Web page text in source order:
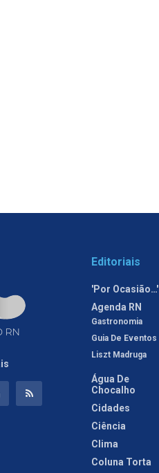
Editoriais
'Por Ocasião…'
Agenda RN
Gastronomia
Guia De Eventos
Liszt Madruga
Água De
Chocalho
Cidades
Ciência
Clima
Coluna Torta